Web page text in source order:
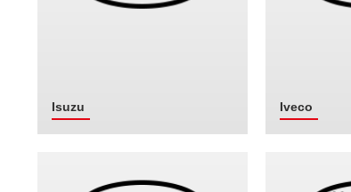
Isuzu Iveco